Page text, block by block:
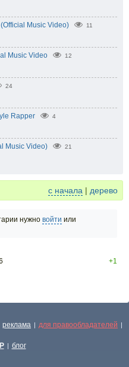
Music Video) 11
Music Video 12
24
Rapper 4
Music Video) 21
с начала | дерево
нужно войти или
+1
реклама | для правообладателей |
| блог